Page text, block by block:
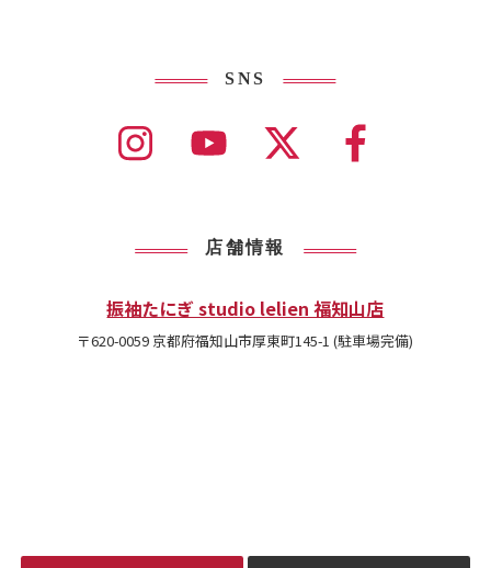
SNS
店舗情報
振袖たにぎ studio lelien 福知山店
〒620-0059 京都府福知山市厚東町145-1 (駐車場完備)